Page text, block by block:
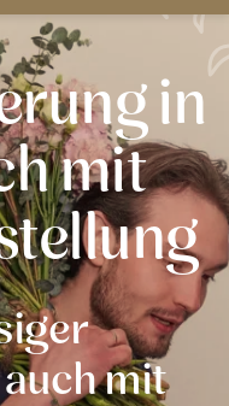
in
mit
mit